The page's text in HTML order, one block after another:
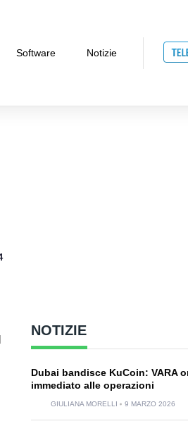
Software Notizie
NOTIZIE
Dubai bandisce KuCoin: VARA
immediato alle operazioni
GIULIANA MORELLI 9 MARZO 2026